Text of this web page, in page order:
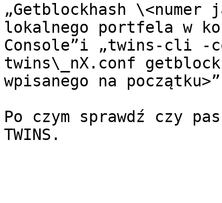
„Getblockhash
lokalnego portfela w
Console”i „twins-cli -
twins\_nX.conf
wpisanego na
Po czym sprawdź czy